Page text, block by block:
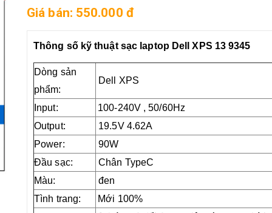
Giá bán: 550.000 đ
Thông số kỹ thuật sạc laptop Dell XPS 13 9345
Dòng sản
phẩm:
Dell XPS
Input:
100-240V , 50/60Hz
Output:
19.5V 4.62A
Power:
90W
Đầu sạc:
Chân TypeC
Màu:
đen
Tình trang:
Mới 100%